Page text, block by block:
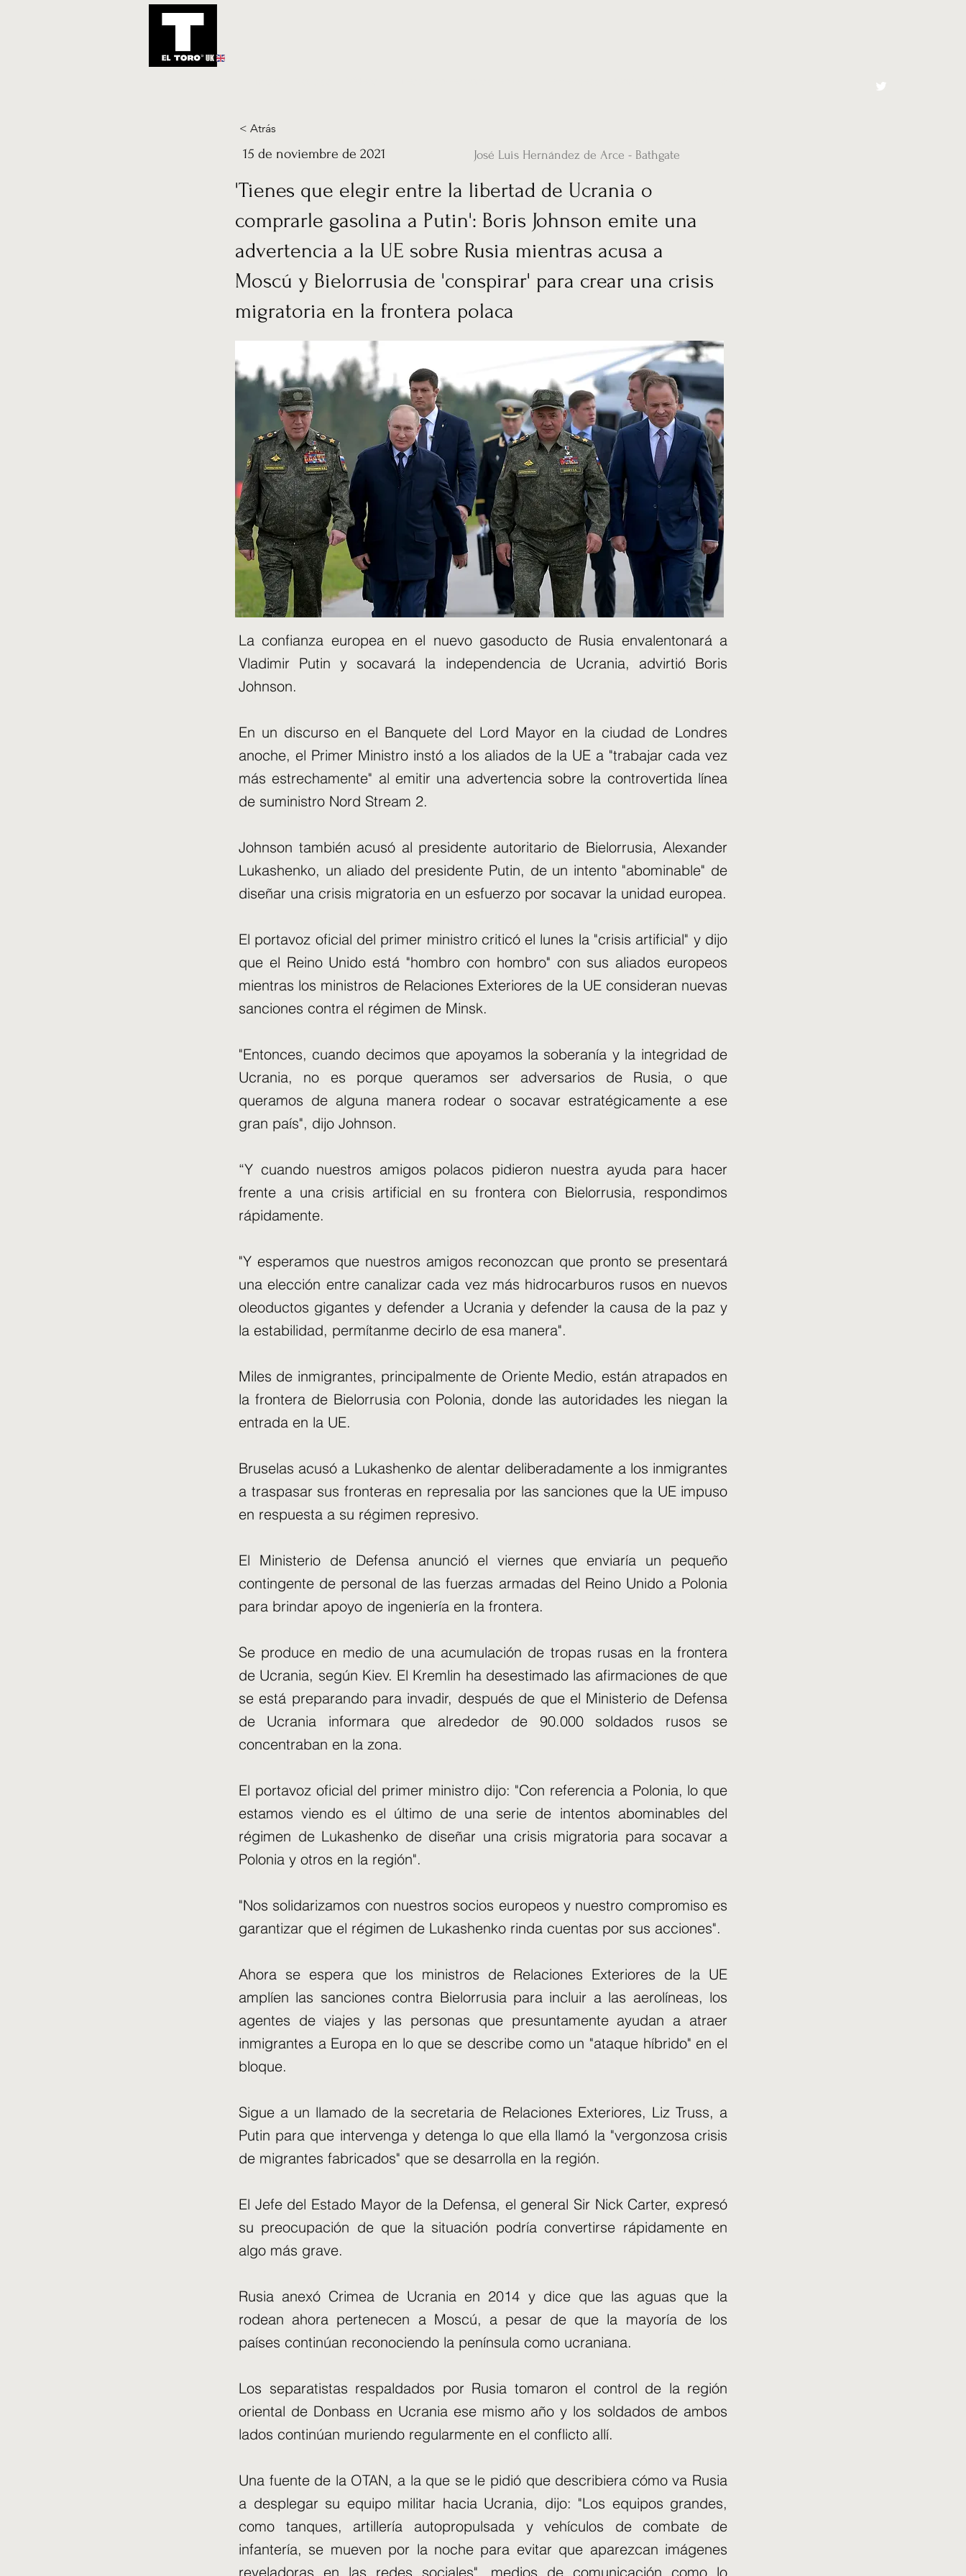
UK
< Atrás
José Luis Hernández de Arce - Bathgate
15 de noviembre de 2021
'Tienes que elegir entre la libertad de Ucrania o
comprarle gasolina a Putin': Boris Johnson emite una
advertencia a la UE sobre Rusia mientras acusa a
Moscú y Bielorrusia de 'conspirar' para crear una crisis
migratoria en la frontera polaca
La confianza europea en el nuevo gasoducto de Rusia envalentonará a
Vladimir Putin y socavará la independencia de Ucrania, advirtió Boris
Johnson.
En un discurso en el Banquete del Lord Mayor en la ciudad de Londres
anoche, el Primer Ministro instó a los aliados de la UE a "trabajar cada vez
más estrechamente" al emitir una advertencia sobre la controvertida línea
de suministro Nord Stream 2.
Johnson también acusó al presidente autoritario de Bielorrusia, Alexander
Lukashenko, un aliado del presidente Putin, de un intento "abominable" de
diseñar una crisis migratoria en un esfuerzo por socavar la unidad europea.
El portavoz oficial del primer ministro criticó el lunes la "crisis artificial" y dijo
que el Reino Unido está "hombro con hombro" con sus aliados europeos
mientras los ministros de Relaciones Exteriores de la UE consideran nuevas
sanciones contra el régimen de Minsk.
"Entonces, cuando decimos que apoyamos la soberanía y la integridad de
Ucrania, no es porque queramos ser adversarios de Rusia, o que
queramos de alguna manera rodear o socavar estratégicamente a ese
gran país", dijo Johnson.
“Y cuando nuestros amigos polacos pidieron nuestra ayuda para hacer
frente a una crisis artificial en su frontera con Bielorrusia, respondimos
rápidamente.
"Y esperamos que nuestros amigos reconozcan que pronto se presentará
una elección entre canalizar cada vez más hidrocarburos rusos en nuevos
oleoductos gigantes y defender a Ucrania y defender la causa de la paz y
la estabilidad, permítanme decirlo de esa manera".
Miles de inmigrantes, principalmente de Oriente Medio, están atrapados en
la frontera de Bielorrusia con Polonia, donde las autoridades les niegan la
entrada en la UE.
Bruselas acusó a Lukashenko de alentar deliberadamente a los inmigrantes
a traspasar sus fronteras en represalia por las sanciones que la UE impuso
en respuesta a su régimen represivo.
El Ministerio de Defensa anunció el viernes que enviaría un pequeño
contingente de personal de las fuerzas armadas del Reino Unido a Polonia
para brindar apoyo de ingeniería en la frontera.
Se produce en medio de una acumulación de tropas rusas en la frontera
de Ucrania, según Kiev. El Kremlin ha desestimado las afirmaciones de que
se está preparando para invadir, después de que el Ministerio de Defensa
de Ucrania informara que alrededor de 90.000 soldados rusos se
concentraban en la zona.
El portavoz oficial del primer ministro dijo: "Con referencia a Polonia, lo que
estamos viendo es el último de una serie de intentos abominables del
régimen de Lukashenko de diseñar una crisis migratoria para socavar a
Polonia y otros en la región".
"Nos solidarizamos con nuestros socios europeos y nuestro compromiso es
garantizar que el régimen de Lukashenko rinda cuentas por sus acciones".
Ahora se espera que los ministros de Relaciones Exteriores de la UE
amplíen las sanciones contra Bielorrusia para incluir a las aerolíneas, los
agentes de viajes y las personas que presuntamente ayudan a atraer
inmigrantes a Europa en lo que se describe como un "ataque híbrido" en el
bloque.
Sigue a un llamado de la secretaria de Relaciones Exteriores, Liz Truss, a
Putin para que intervenga y detenga lo que ella llamó la "vergonzosa crisis
de migrantes fabricados" que se desarrolla en la región.
El Jefe del Estado Mayor de la Defensa, el general Sir Nick Carter, expresó
su preocupación de que la situación podría convertirse rápidamente en
algo más grave.
Rusia anexó Crimea de Ucrania en 2014 y dice que las aguas que la
rodean ahora pertenecen a Moscú, a pesar de que la mayoría de los
países continúan reconociendo la península como ucraniana.
Los separatistas respaldados por Rusia tomaron el control de la región
oriental de Donbass en Ucrania ese mismo año y los soldados de ambos
lados continúan muriendo regularmente en el conflicto allí.
Una fuente de la OTAN, a la que se le pidió que describiera cómo va Rusia
a desplegar su equipo militar hacia Ucrania, dijo: "Los equipos grandes,
como tanques, artillería autopropulsada y vehículos de combate de
infantería, se mueven por la noche para evitar que aparezcan imágenes
reveladoras en las redes sociales". medios de comunicación como lo